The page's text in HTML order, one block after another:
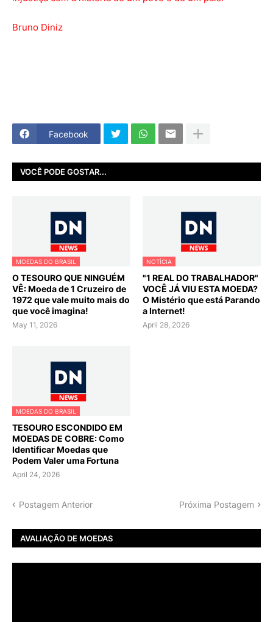
Bruno Diniz
Facebook
VOCÊ PODE GOSTAR...
MOEDAS DO BRASIL
O TESOURO QUE NINGUÉM
VÊ: Moeda de 1 Cruzeiro de
1972 que vale muito mais do
que você imagina!
May 11, 2026
NOTÍCIA
"1 REAL DO TRABALHADOR"
VOCÊ JÁ VIU ESTA MOEDA?
O Mistério que está Parando
a Internet!
April 28, 2026
MOEDAS DO BRASIL
TESOURO ESCONDIDO EM
MOEDAS DE COBRE: Como
Identificar Moedas que
Podem Valer uma Fortuna
April 24, 2026
Postagem Anterior Próxima Postagem
AVALIAÇÃO DE MOEDAS